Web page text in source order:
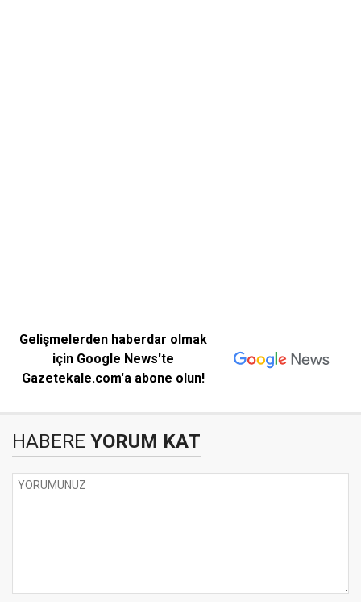
Gelişmelerden haberdar olmak
için Google News'te
Gazetekale.com'a abone olun!
HABERE YORUM KAT